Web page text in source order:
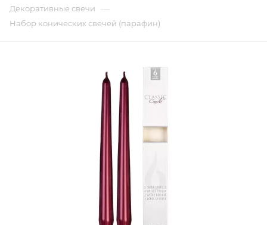
Декоративные свечи —
Набор конических свечей (парафин)